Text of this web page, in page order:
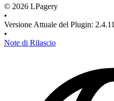
© 2026 LPagery
•
Versione Attuale del Plugin: 2.4.11
•
Note di Rilascio